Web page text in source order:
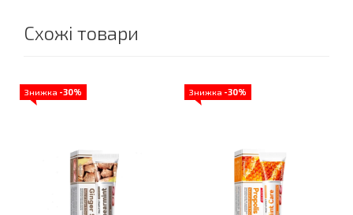
Схожі товари
Знижка -30% Знижка -30%